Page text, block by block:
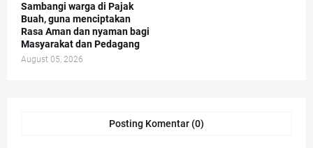
Sambangi warga di Pajak
Buah, guna menciptakan
Rasa Aman dan nyaman bagi
Masyarakat dan Pedagang
August 05, 2026
Posting Komentar (0)